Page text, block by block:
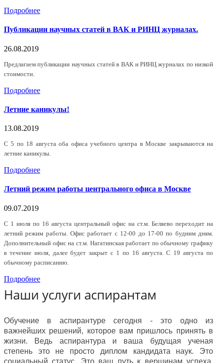
Подробнее
Публикации научных статей в ВАК и РИНЦ журналах.
26.08.2019
Предлагаем публикации научных статей в ВАК и РИНЦ журналах по низкой
стоимости.
Подробнее
Летние каникулы!
13.08.2019
С 5 по 18 августа оба офиса учебного центра в Москве закрываются на
летние каникулы.
Подробнее
Летний режим работы центрального офиса в Москве
09.07.2019
С 1 июля по 16 августа центральный офис на ст.м. Беляево переходит на
летний режим работы. Офис работает с 12-00 до 17-00 по будним дням.
Дополнительный офис на ст.м. Нагатинская работает по обычному графику
в течение июля, далее будет закрыт с 1 по 16 августа. С 19 августа по
обычному расписанию.
Подробнее
Наши услуги аспирантам
Обучение в аспирантуре сегодня - это одно из
важнейших решений, которое вам пришлось принять в
жизни. Ведь аспирантура и ваша будущая ученая
степень это не просто диплом кандидата наук. Это
социальный статус. Это ваш путь к вершинам успеха.